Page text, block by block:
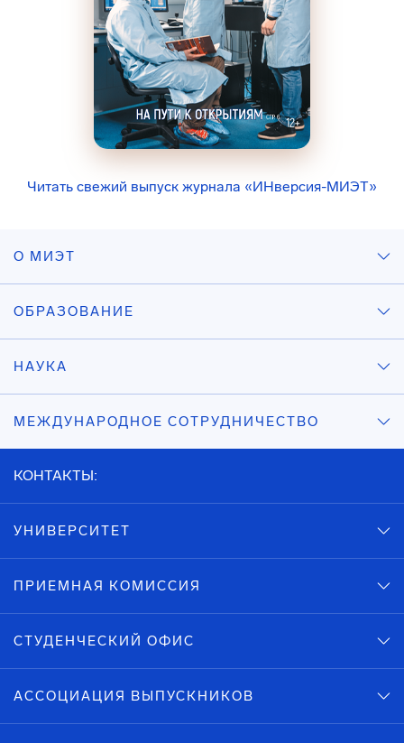
Читать свежий выпуск журнала «ИНверсия-МИЭТ»
О МИЭТ
ОБРАЗОВАНИЕ
НАУКА
МЕЖДУНАРОДНОЕ СОТРУДНИЧЕСТВО
КОНТАКТЫ:
УНИВЕРСИТЕТ
ПРИЕМНАЯ КОМИССИЯ
СТУДЕНЧЕСКИЙ ОФИС
АССОЦИАЦИЯ ВЫПУСКНИКОВ